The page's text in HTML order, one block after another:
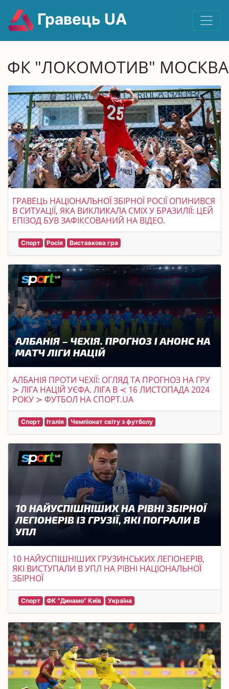
Гравець UA
ФК "ЛОКОМОТИВ" МОСКВА
ГРАВЕЦЬ НАЦІОНАЛЬНОЇ ЗБІРНОЇ РОСІЇ ОПИНИВСЯ
В СИТУАЦІЇ, ЯКА ВИКЛИКАЛА СМІХ У БРАЗИЛІЇ: ЦЕЙ
ЕПІЗОД БУВ ЗАФІКСОВАНИЙ НА ВІДЕО.
Спорт Росія Виставкова гра
АЛБАНІЯ ПРОТИ ЧЕХІЇ: ОГЛЯД ТА ПРОГНОЗ НА ГРУ
≻ ЛІГА НАЦІЙ УЄФА. ЛІГА B ≺ 16 ЛИСТОПАДА 2024
РОКУ ≻ ФУТБОЛ НА СПОРТ.UA
Спорт Італія Чемпіонат світу з футболу
10 НАЙУСПІШНІШИХ ГРУЗИНСЬКИХ ЛЕГІОНЕРІВ,
ЯКІ ВИСТУПАЛИ В УПЛ НА РІВНІ НАЦІОНАЛЬНОЇ
ЗБІРНОЇ
Спорт ФК "Динамо" Київ Україна